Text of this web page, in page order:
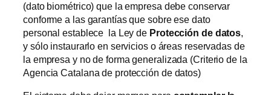
(dato biométrico) que la empresa debe conservar
conforme a las garantías que sobre ese dato
personal establece la Ley de Protección de datos,
y sólo instaurarlo en servicios o áreas reservadas de
la empresa y no de forma generalizada (Criterio de la
Agencia Catalana de protección de datos)